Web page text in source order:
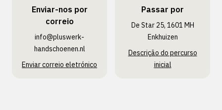
Enviar-nos por
correio
info@pluswerk­
handschoenen.nl
Enviar correio eletrónico
Passar por
De Star 25, 1601 MH
Enkhuizen
Descrição do percurso
inicial